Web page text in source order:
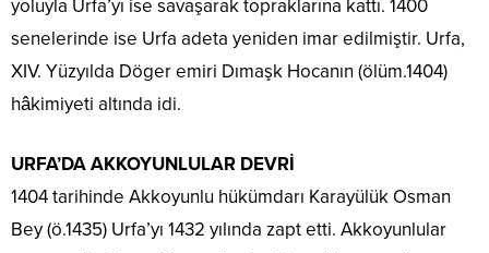
yoluyla Urfa’yı ise savaşarak topraklarına kattı. 1400
senelerinde ise Urfa adeta yeniden imar edilmiştir. Urfa,
XIV. Yüzyılda Döger emiri Dımaşk Hocanın (ölüm.1404)
hâkimiyeti altında idi.
URFA’DA AKKOYUNLULAR DEVRİ
1404 tarihinde Akkoyunlu hükümdarı Karayülük Osman
Bey (ö.1435) Urfa’yı 1432 yılında zapt etti. Akkoyunlular